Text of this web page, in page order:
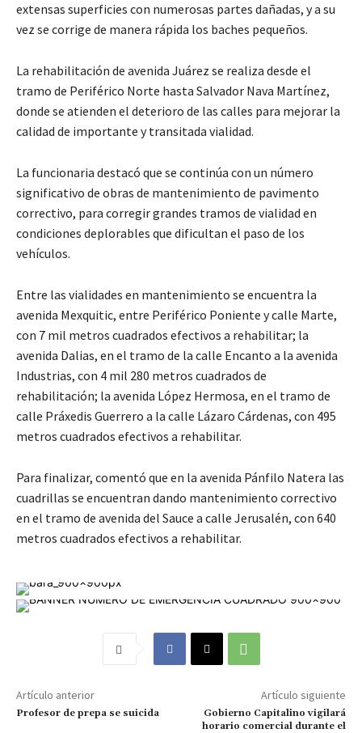
extensas superficies con numerosas partes dañadas, y a su
vez se corrige de manera rápida los baches pequeños.
La rehabilitación de avenida Juárez se realiza desde el
tramo de Periférico Norte hasta Salvador Nava Martínez,
donde se atienden el deterioro de las calles para mejorar la
calidad de importante y transitada vialidad.
La funcionaria destacó que se continúa con un número
significativo de obras de mantenimiento de pavimento
correctivo, para corregir grandes tramos de vialidad en
condiciones deplorables que dificultan el paso de los
vehículos.
Entre las vialidades en mantenimiento se encuentra la
avenida Mexquitic, entre Periférico Poniente y calle Marte,
con 7 mil metros cuadrados efectivos a rehabilitar; la
avenida Dalias, en el tramo de la calle Encanto a la avenida
Industrias, con 4 mil 280 metros cuadrados de
rehabilitación; la avenida López Hermosa, en el tramo de
calle Práxedis Guerrero a la calle Lázaro Cárdenas, con 495
metros cuadrados efectivos a rehabilitar.
Para finalizar, comentó que en la avenida Pánfilo Natera las
cuadrillas se encuentran dando mantenimiento correctivo
en el tramo de avenida del Sauce a calle Jerusalén, con 640
metros cuadrados efectivos a rehabilitar.
Artículo anterior
Profesor de prepa se suicida
Artículo siguiente
Gobierno Capitalino vigilará
horario comercial durante el